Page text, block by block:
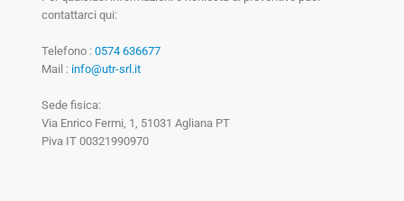
contattarci qui:
Telefono : 0574 636677
Mail : info@utr-srl.it
Sede fisica:
Via Enrico Fermi, 1, 51031 Agliana PT
Piva IT 00321990970